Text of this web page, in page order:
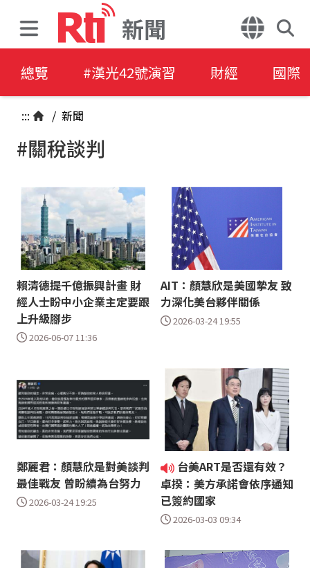
新聞
總覽 #漢光42號演習 財經 國際
::: / 新聞
#關稅談判
賴清德提千億振興計畫 財
經人士盼中小企業主定要跟
上升級腳步
2026-06-07 11:36
AIT：顏慧欣是美國摯友 致
力深化美台夥伴關係
2026-03-24 19:55
鄭麗君：顏慧欣是對美談判
最佳戰友 曾盼續為台努力
2026-03-24 19:25
台美ART是否還有效？
卓揆：美方承諾會依序通知
已簽約國家
2026-03-03 09:34